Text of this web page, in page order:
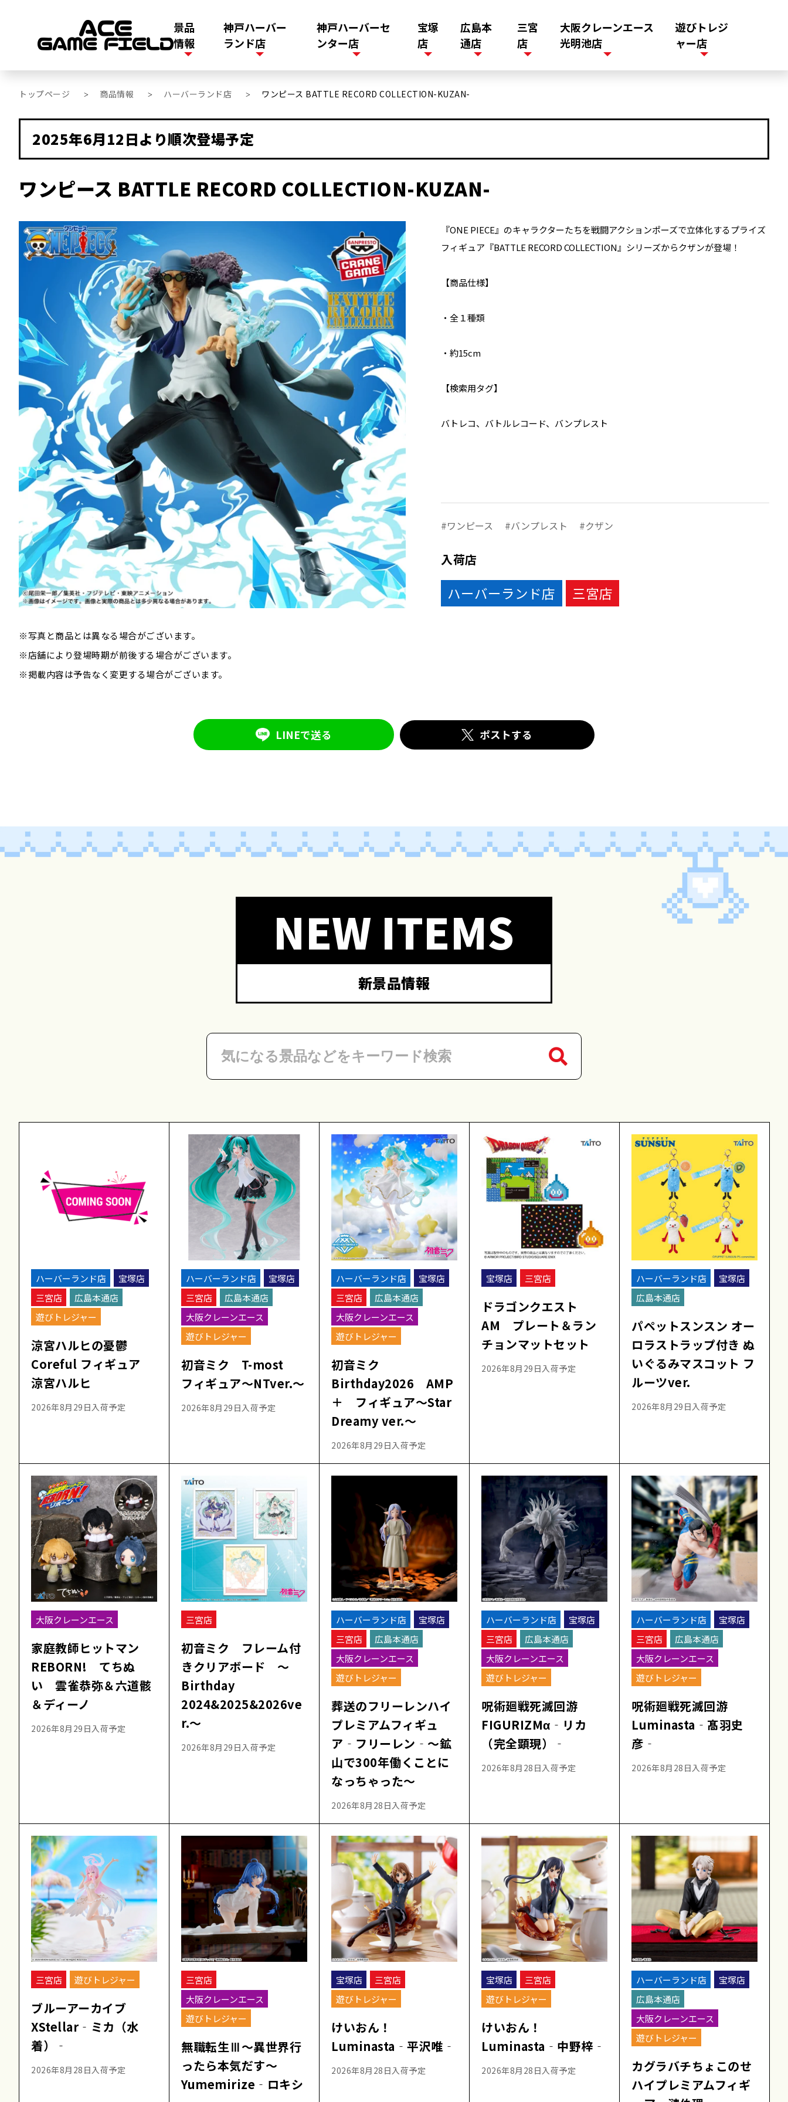
景品
情報
神戸ハーバー
ランド店
神戸ハーバーセ
ンター店
宝塚
店
広島本
通店
三宮
店
大阪クレーンエース
光明池店
遊びトレジ
ャー店
トップページ > 商品情報 > ハーバーランド店 > ワンピース BATTLE RECORD COLLECTION-KUZAN-
2025年6月12日より順次登場予定
ワンピース BATTLE RECORD COLLECTION-KUZAN-
※写真と商品とは異なる場合がございます。
※店舗により登場時期が前後する場合がございます。
※掲載内容は予告なく変更する場合がございます。
『ONE PIECE』のキャラクターたちを戦闘アクションポーズで立体化するプライズ
フィギュア『BATTLE RECORD COLLECTION』シリーズからクザンが登場！
【商品仕様】
・全１種類
・約15cm
【検索用タグ】
バトレコ、バトルレコード、バンプレスト
ワンピース バンプレスト クザン
入荷店
ハーバーランド店 三宮店
LINEで送る ポストする
NEW ITEMS
新景品情報
ハーバーランド店
宝塚店
三宮店
広島本通店
遊びトレジャー
涼宮ハルヒの憂鬱
Coreful フィギュア
涼宮ハルヒ
2026年8月29日入荷予定
ハーバーランド店
宝塚店
三宮店
広島本通店
大阪クレーンエース
遊びトレジャー
初音ミク T-most
フィギュア～NTver.～
2026年8月29日入荷予定
ハーバーランド店
宝塚店
三宮店
広島本通店
大阪クレーンエース
遊びトレジャー
初音ミク
Birthday2026 AMP
＋ フィギュア～Star
Dreamy ver.～
2026年8月29日入荷予定
宝塚店 三宮店
ドラゴンクエスト
AM プレート＆ラン
チョンマットセット
2026年8月29日入荷予定
ハーバーランド店
宝塚店
広島本通店
パペットスンスン オー
ロラストラップ付き ぬ
いぐるみマスコット フ
ルーツver.
2026年8月29日入荷予定
大阪クレーンエース
家庭教師ヒットマン
REBORN! てちぬ
い 雲雀恭弥＆六道骸
＆ディーノ
2026年8月29日入荷予定
三宮店
初音ミク フレーム付
きクリアボード ～
Birthday
2024&2025&2026ve
r.～
2026年8月29日入荷予定
ハーバーランド店
宝塚店
三宮店
広島本通店
大阪クレーンエース
遊びトレジャー
葬送のフリーレンハイ
プレミアムフィギュ
ア‐フリーレン‐～鉱
山で300年働くことに
なっちゃった～
2026年8月28日入荷予定
ハーバーランド店
宝塚店
三宮店
広島本通店
大阪クレーンエース
遊びトレジャー
呪術廻戦死滅回游
FIGURIZMα‐リカ
（完全顕現）‐
2026年8月28日入荷予定
ハーバーランド店
宝塚店
三宮店
広島本通店
大阪クレーンエース
遊びトレジャー
呪術廻戦死滅回游
Luminasta‐髙羽史
彦‐
2026年8月28日入荷予定
三宮店 遊びトレジャー
ブルーアーカイブ
XStellar‐ミカ（水
着）‐
2026年8月28日入荷予定
三宮店
大阪クレーンエース
遊びトレジャー
無職転生Ⅲ～異世界行
ったら本気だす～
Yumemirize‐ロキシ
宝塚店
三宮店
遊びトレジャー
けいおん！
Luminasta‐平沢唯‐
2026年8月28日入荷予定
宝塚店
三宮店
遊びトレジャー
けいおん！
Luminasta‐中野梓‐
2026年8月28日入荷予定
ハーバーランド店
宝塚店
広島本通店
大阪クレーンエース
遊びトレジャー
カグラバチちょこのせ
ハイプレミアムフィギ